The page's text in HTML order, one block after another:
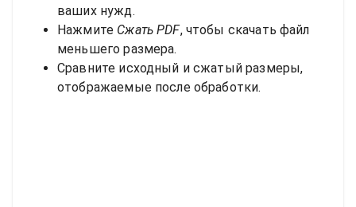
ваших нужд.
Нажмите Сжать PDF, чтобы скачать файл
меньшего размера.
Сравните исходный и сжатый размеры,
отображаемые после обработки.